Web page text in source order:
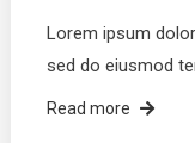
Lorem ipsum
sed do eiusmod
Read more